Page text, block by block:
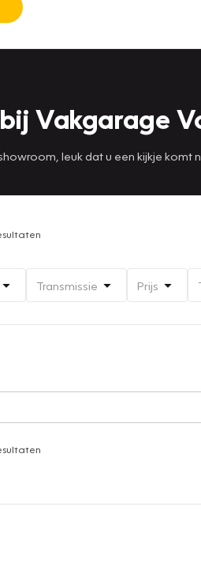
Vakgarage
leuk dat u een kijkje komt
Transmissie Prijs